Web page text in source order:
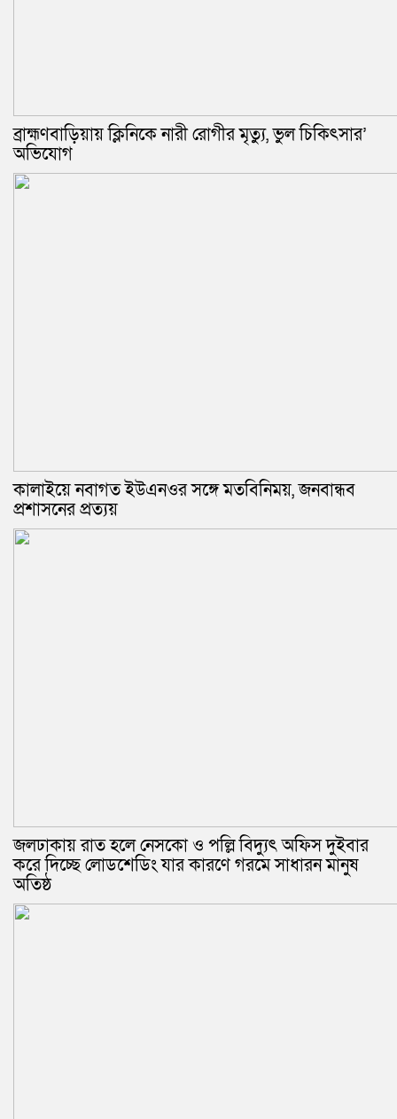
ব্রাহ্মণবাড়িয়ায় ক্লিনিকে নারী রোগীর মৃত্যু, ভুল চিকিৎসার’
অভিযোগ
কালাইয়ে নবাগত ইউএনওর সঙ্গে মতবিনিময়, জনবান্ধব
প্রশাসনের প্রত্যয়
জলঢাকায় রাত হলে নেসকো ও পল্লি বিদ্যুৎ অফিস দুইবার
করে দিচ্ছে লোডশেডিং যার কারণে গরমে সাধারন মানুষ
অতিষ্ঠ